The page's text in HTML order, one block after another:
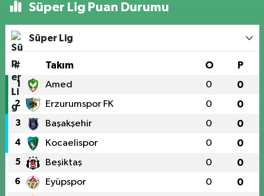
Süper Lig Puan Durumu
Süper Lig
# Takım O P
1 Amed 0 0
2 Erzurumspor FK 0 0
3 Başakşehir 0 0
4 Kocaelispor 0 0
5 Beşiktaş 0 0
6 Eyüpspor 0 0